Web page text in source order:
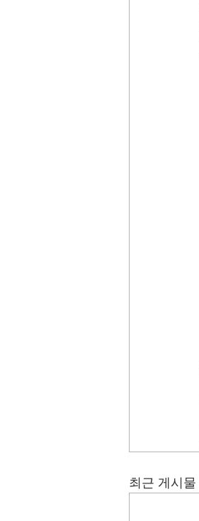
최근 게시물